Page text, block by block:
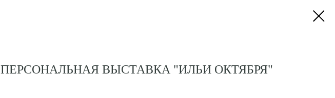
ПЕРСОНАЛЬНАЯ ВЫСТАВКА "ИЛЬИ ОКТЯБРЯ"